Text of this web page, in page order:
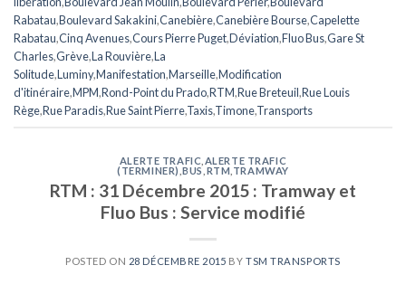
Rabatau,Boulevard Sakakini,Canebière,Canebière Bourse,Capelette
Rabatau,Cinq Avenues,Cours Pierre Puget,Déviation,Fluo Bus,Gare St
Charles,Grève,La Rouvière,La
Solitude,Luminy,Manifestation,Marseille,Modification
d'itinéraire,MPM,Rond-Point du Prado,RTM,Rue Breteuil,Rue Louis
Rège,Rue Paradis,Rue Saint Pierre,Taxis,Timone,Transports
ALERTE TRAFIC ALERTE TRAFIC
(TERMINER) ,BUS RTM TRAMWAY
RTM : 31 Décembre 2015 : Tramway et
Fluo Bus : Service modifié
POSTED ON 28 DÉCEMBRE 2015 BY TSM TRANSPORTS